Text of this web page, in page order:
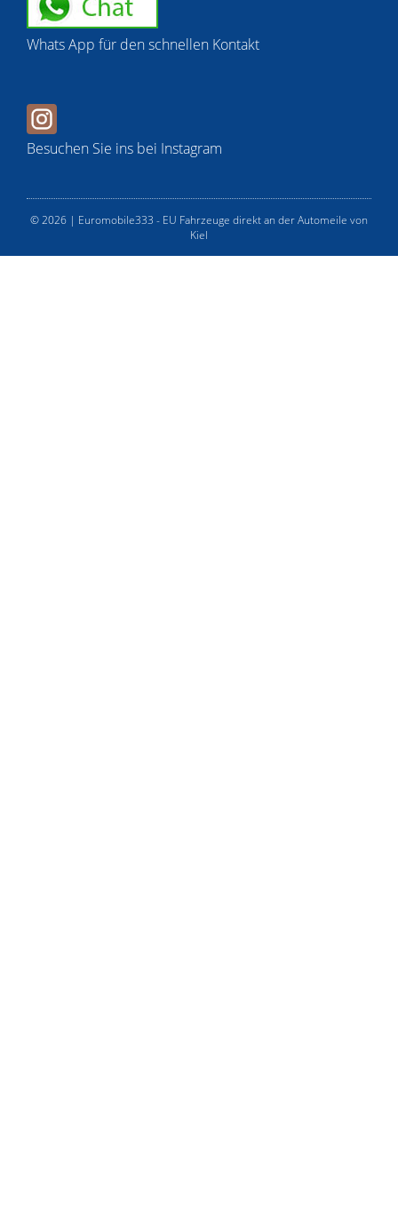
Whats App für den schnellen Kontakt
Besuchen Sie ins bei Instagram
© 2026 | Euromobile333 - EU Fahrzeuge direkt an der Automeile von
Kiel